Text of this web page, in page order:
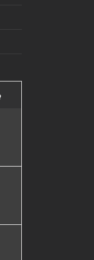
Commentaires